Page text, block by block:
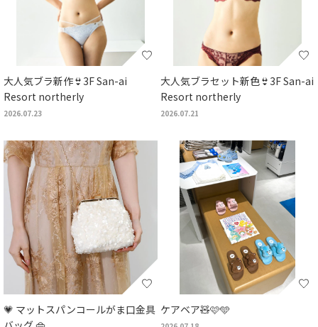
大人気ブラ新作👙3F San-ai
Resort northerly
2026.07.23
大人気ブラセット新色👙3F San-ai
Resort northerly
2026.07.21
💗 マットスパンコールがま口金具 ケアベア🧸🩷🩵